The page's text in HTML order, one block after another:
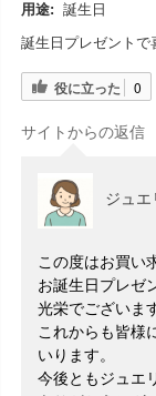
用途: 誕生日
誕生日プレゼントで
役に立った 0
サイトからの返信
ジュエ
この度はお買い
お誕生日プレゼ
光栄でございま
これからも皆様
いります。
今後ともジュエ